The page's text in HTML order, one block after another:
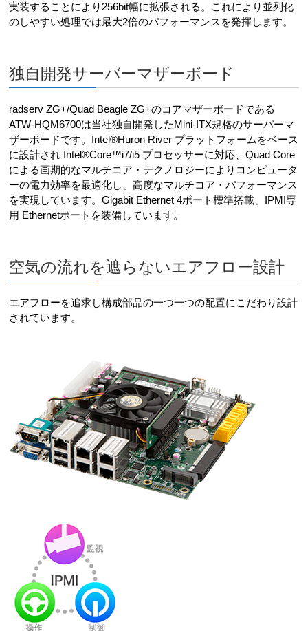
実装することにより256bit幅に拡張される。これにより並列化
のしやすい処理では最大2倍のパフォーマンスを発揮します。
独自開発サーバーマザーボード
radserv ZG+/Quad Beagle ZG+のコアマザーボードである
ATW-HQM6700は当社独自開発したMini-ITX規格のサーバーマ
ザーボードです。Intel®Huron River プラットフォームをベース
に設計され Intel®Core™i7/i5 プロセッサーに対応、Quad Core
による画期的なマルチコア・テクノロジーによりコンピュータ
ーの電力効率を最適化し、高度なマルチコア・パフォーマンス
を実現しています。Gigabit Ethernet 4ポート標準搭載、IPMI専
用 Ethernetポートを装備しています。
空気の流れを遮らないエアフロー設計
エアフローを追求し構成部品の一つ一つの配置にこだわり設計
されています。